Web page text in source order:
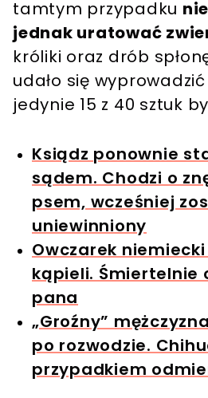
tamtym przypadku
jednak uratować
króliki oraz drób
udało się wyprowadzić
jedynie 15 z 40 sztuk
Ksiądz ponownie
sądem. Chodzi o
psem, wcześniej
uniewinniony
Owczarek
kąpieli. Śmiertelnie
pana
„Groźny”
po rozwodzie.
przypadkiem